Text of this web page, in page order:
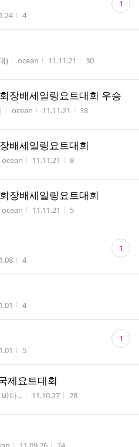
간 조회수
4
글 1
) 작성자
ocean 작성시간
11.11.21 조회수
30
장배세일링요트대회 우승
작성자
ocean 작성시간
11.11.21 조회수
18
배세일링요트대회
작성자
ocean 작성시간
11.11.21 조회수
8
장배세일링요트대회
작성자
ocean 작성시간
11.11.21 조회수
5
간 조회수
4
댓
글 1
간 조회수
4
간 조회수
5
댓
글 1
제요트대회
작성자
바다... 작성시간
11.10.27 조회수
28
자 작성시간 조회수